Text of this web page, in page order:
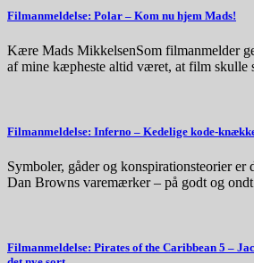
Filmanmeldelse: Polar – Kom nu hjem Mads!
Kære Mads MikkelsenSom filmanmelder
af mine kæpheste altid været, at film skulle
Filmanmeldelse: Inferno – Kedelige kode-
Symboler, gåder og konspirationsteorier er
Dan Browns varemærker – på godt og
Filmanmeldelse: Pirates of the Caribbean 5 –